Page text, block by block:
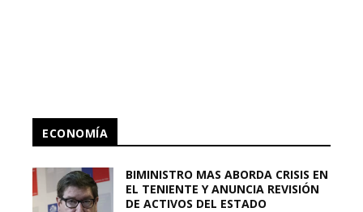
ECONOMÍA
BIMINISTRO MAS ABORDA CRISIS EN
EL TENIENTE Y ANUNCIA REVISIÓN
DE ACTIVOS DEL ESTADO